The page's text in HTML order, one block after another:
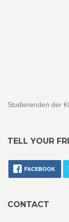
Studierenden der
TELL YOUR
FACEBOOK
CONTACT